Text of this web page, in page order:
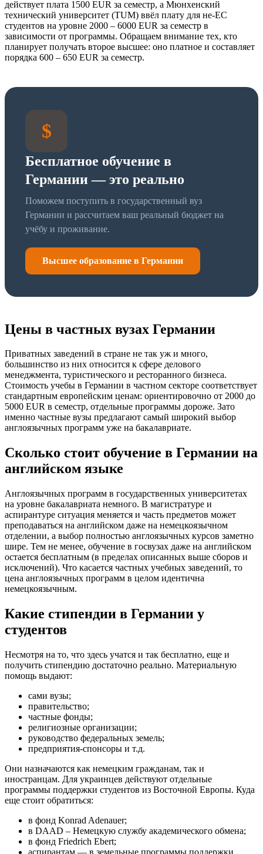
действует плата 1500 EUR за семестр, а Мюнхенский
технический университет (TUM) ввёл плату для не-ЕС
студентов на уровне 2000 – 6000 EUR за семестр в
зависимости от программы. Обращаем внимание тех, кто
планирует получать второе высшее: оно платное и составляет
порядка 600 – 650 EUR за семестр.
$
Бесплатное обучение в
Германии — это реально
Поможем поступить в государственный вуз
Германии и рассчитаем ваш реальный бюджет на
учёбу и проживание.
Высшее образование в Германии
Цены в частных вузах Германии
Приватных заведений в стране не так уж и много,
большинство из них относится к сфере делового
менеджмента, туристического и ресторанного бизнеса.
Стоимость учебы в Германии в частном секторе соответствует
стандартным европейским ценам: ориентировочно от 2000 до
5000 EUR в семестр, отдельные программы дороже. Зато
именно частные вузы предлагают самый широкий выбор
англоязычных программ уже на бакалавриате.
Сколько стоит обучение в Германии на
английском языке
Англоязычных программ в государственных университетах
на уровне бакалавриата немного. В магистратуре и
аспирантуре ситуация меняется и часть предметов может
преподаваться на английском даже на немецкоязычном
отделении, а выбор полностью англоязычных курсов заметно
шире. Тем не менее, обучение в госвузах даже на английском
остается бесплатным (в пределах описанных выше сборов и
исключений). Что касается частных учебных заведений, то
цена англоязычных программ в целом идентична
немецкоязычным.
Какие стипендии в Германии у
студентов
Несмотря на то, что здесь учатся и так бесплатно, еще и
получить стипендию достаточно реально. Материальную
помощь выдают:
сами вузы;
правительство;
частные фонды;
религиозные организации;
руководство федеральных земель;
предприятия-спонсоры и т.д.
Они назначаются как немецким гражданам, так и
иностранцам. Для украинцев действуют отдельные
программы поддержки студентов из Восточной Европы. Куда
еще стоит обратиться:
в фонд Konrad Adenauer;
в DAAD – Немецкую службу академического обмена;
в фонд Friedrich Ebert;
аспирантам — в земельные программы поддержки